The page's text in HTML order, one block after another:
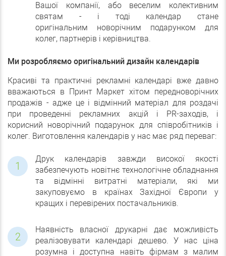
Вашої компанії, або веселим колективним
святам - і тоді календар стане
оригінальним новорічним подарунком для
колег, партнерів і керівництва.
Ми розробляємо оригінальний дизайн календарів
Красиві та практичні рекламні календарі вже давно
вважаються в Принт Маркет хітом передноворічних
продажів - адже це і відмінний матеріал для роздачі
при проведенні рекламних акцій і PR-заходів, і
корисний новорічний подарунок для співробітників і
колег. Виготовлення календарів у нас має ряд переваг:
Друк календарів завжди високої якості
забезпечують новітнє технологічне обладнання
та відмінні витратні матеріали, які ми
закуповуємо в країнах Західної Європи у
кращих і перевірених постачальників.
Наявність власної друкарні дає можливість
реалізовувати календарі дешево. У нас ціна
розумна і доступна навіть фірмам з малим